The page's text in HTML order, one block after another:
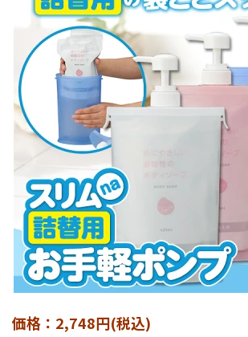
価格：2,748円(税込)